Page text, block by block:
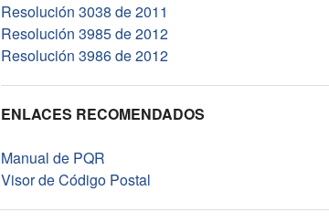
Resolución 3038 de 2011
Resolución 3985 de 2012
Resolución 3986 de 2012
ENLACES RECOMENDADOS
Manual de PQR
Visor de Código Postal